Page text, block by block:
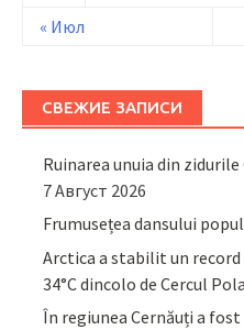
« Июл
СВЕЖИЕ ЗАПИСИ
Ruinarea unuia din
7 Август 2026
Frumusețea dansului
Arctica a stabilit un
34°C dincolo de Cercul
În regiunea Cernăuți a